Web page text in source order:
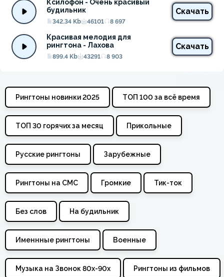
Ксилофон - Очень красивый
будильник
342.34 Kb 46101 8 697
Скачать
Красивая мелодия для
рингтона - Лахова
899.4 Kb 43291 8 903
Скачать
Рингтоны новинки 2025 ТОП 100 за всё время
ТОП 30 горячих за месяц Прикольные
Русские рингтоны Зарубежные
Рингтоны на СМС Громкие Тик-ток
Без слов На будильник
Именнные рингтоны Военные
Музыка на Звонок 80х-90х Рингтоны из фильмов